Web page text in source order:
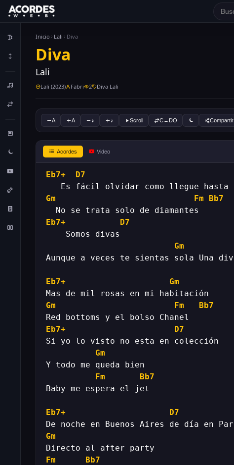
Inicio Lali Diva
Diva
Lali
Lali (2023) Fabri 2 Diva Lali
A A ♪ ♪ Scroll C↔DO Compartir
Acordes Video
Eb7+
D7
Gm
Fm
Bb7
Eb7+
D7
Gm
Eb7+
Gm
Gm
Fm
Bb7
Eb7+
D7
Gm
Fm
Bb7
Eb7+
D7
Gm
Fm
Bb7